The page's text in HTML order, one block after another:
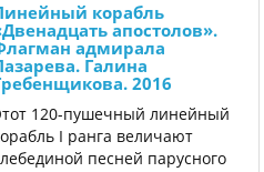
корабль
апостолов».
адмирала
Галина
2016
120-пушечный линейный
I ранга величают
песней парусного